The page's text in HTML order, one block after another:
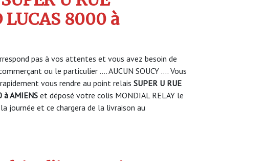
LUCAS 8000 à
pas à vos attentes et vous avez besoin de
ou le particulier …. AUCUN SOUCY …. Vous
vous rendre au point relais SUPER U RUE
à AMIENS et déposé votre colis MONDIAL RELAY le
journée et ce chargera de la livraison au